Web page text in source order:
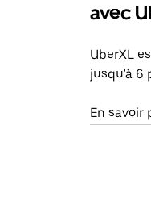
avec
UberXL
jusqu'à 6
En savoir